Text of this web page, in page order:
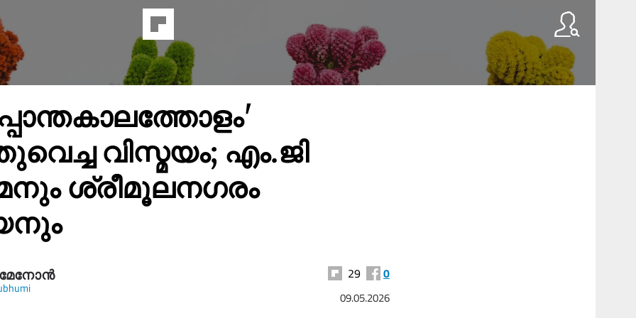
വിസ്മയം; എം.ജി
ശ്രീമൂലനഗരം
മേനോൻ 29 0
09.05.2026